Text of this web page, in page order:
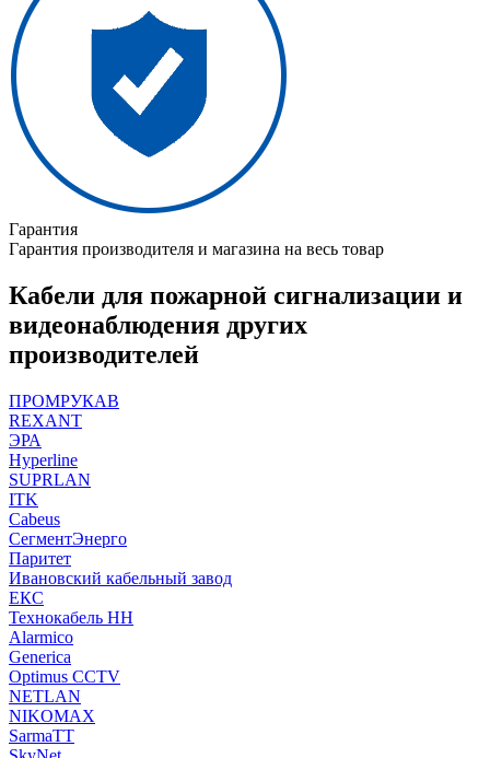
Гарантия
Гарантия производителя и магазина на весь товар
Кабели для пожарной сигнализации и
видеонаблюдения других
производителей
ПРОМРУКАВ
REXANT
ЭРА
Hyperline
SUPRLAN
ITK
Cabeus
СегментЭнерго
Паритет
Ивановский кабельный завод
ЕКС
Технокабель НН
Alarmico
Generica
Optimus CCTV
NETLAN
NIKOMAX
SarmaTT